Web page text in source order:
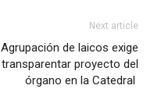
Next article
Agrupación de laicos exige
transparentar proyecto del
órgano en la Catedral